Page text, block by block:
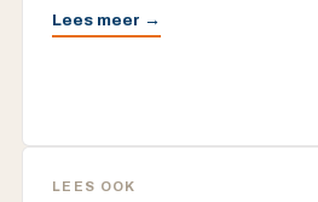
Lees meer →
LEES OOK